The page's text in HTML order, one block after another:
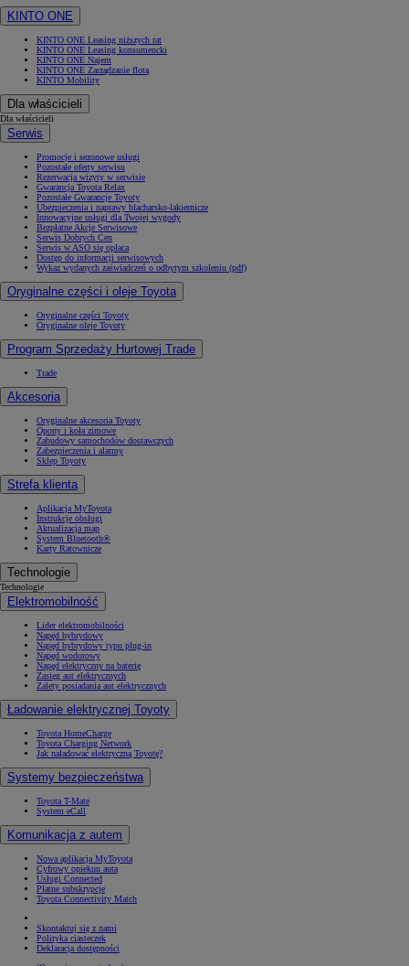
KINTO ONE
KINTO ONE Leasing niższych rat
KINTO ONE Leasing konsumencki
KINTO ONE Najem
KINTO ONE Zarządzanie flotą
KINTO Mobility
Dla właścicieli
Dla właścicieli
Serwis
Promocje i sezonowe usługi
Pozostałe oferty serwisu
Rezerwacja wizyty w serwisie
Gwarancja Toyota Relax
Pozostałe Gwarancje Toyoty
Ubezpieczenia i naprawy blacharsko-lakiernicze
Innowacyjne usługi dla Twojej wygody
Bezpłatne Akcje Serwisowe
Serwis Dobrych Cen
Serwis w ASO się opłaca
Dostęp do informacji serwisowych
Wykaz wydanych zaświadczeń o odbytym szkoleniu (pdf)
Oryginalne części i oleje Toyota
Oryginalne części Toyoty
Oryginalne oleje Toyoty
Program Sprzedaży Hurtowej Trade
Trade
Akcesoria
Oryginalne akcesoria Toyoty
Opony i koła zimowe
Zabudowy samochodów dostawczych
Zabezpieczenia i alarmy
Sklep Toyoty
Strefa klienta
Aplikacja MyToyota
Instrukcje obsługi
Aktualizacja map
System Bluetooth®
Karty Ratownicze
Technologie
Technologie
Elektromobilność
Lider elektromobilności
Napęd hybrydowy
Napęd hybrydowy typu plug-in
Napęd wodorowy
Napęd elektryczny na baterię
Zasięg aut elektrycznych
Zalety posiadania aut elektrycznych
Ładowanie elektrycznej Toyoty
Toyota HomeCharge
Toyota Charging Network
Jak naładować elektryczną Toyotę?
Systemy bezpieczeństwa
Toyota T-Mate
System eCall
Komunikacja z autem
Nowa aplikacja MyToyota
Cyfrowy opiekun auta
Usługi Connected
Płatne subskrypcje
Toyota Connectivity Match
Skontaktuj się z nami
Polityka ciasteczek
Deklaracja dostępności